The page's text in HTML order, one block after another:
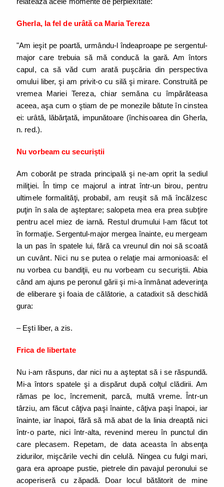
Gherla, la fel de urâtă ca Maria Tereza
"Am ieşit pe poartă, urmându-l îndeaproape pe sergentul-
major care trebuia să mă conducă la gară. Am întors
capul, ca să văd cum arată puşcăria din perspectiva
omului liber, şi am privit-o cu silă şi mirare. Construită pe
vremea Mariei Tereza, chiar semăna cu împărăteasa
aceea, aşa cum o ştiam de pe monezile bătute în cinstea
ei: urâtă, lăbărţată, impunătoare (închisoarea din Gherla,
n. red.).
Nu vorbeam cu securiștii
Am coborât pe strada principală şi ne-am oprit la sediul
miliţiei. În timp ce majorul a intrat într-un birou, pentru
ultimele formalităţi, probabil, am reuşit să mă încălzesc
puţin în sala de aşteptare; salopeta mea era prea subţire
pentru acel miez de iarnă. Restul drumului l-am făcut tot
în formaţie. Sergentul-major mergea înainte, eu mergeam
la un pas în spatele lui, fără ca vreunul din noi să scoată
un cuvânt. Nici nu se putea o relaţie mai armonioasă: el
nu vorbea cu bandiţii, eu nu vorbeam cu securiştii. Abia
când am ajuns pe peronul gării şi mi-a înmânat adeverinţa
de eliberare şi foaia de călătorie, a catadixit să deschidă
gura:
– Eşti liber, a zis.
Frica de libertate
Nu i-am răspuns, dar nici nu a aşteptat să i se răspundă.
Mi-a întors spatele şi a dispărut după colţul clădirii. Am
rămas pe loc, încremenit, parcă, multă vreme. Într-un
târziu, am făcut câţiva paşi înainte, câţiva paşi înapoi, iar
înainte, iar înapoi, fără să mă abat de la linia dreaptă nici
într-o parte, nici într-alta, revenind mereu în punctul din
care plecasem. Repetam, de data aceasta în absenţa
zidurilor, mişcările vechi din celulă. Ningea cu fulgi mari,
gara era aproape pustie, pietrele din pavajul peronului se
acoperiseră cu zăpadă. Doar locul bătătorit de mine